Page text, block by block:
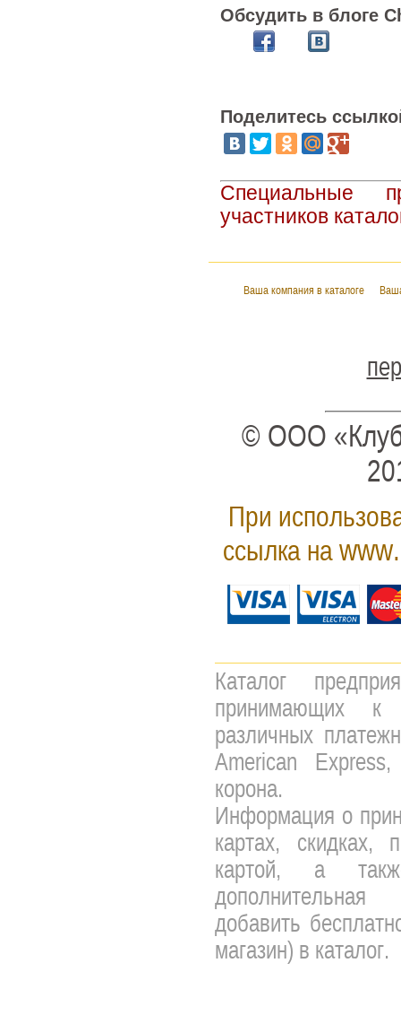
Обсудить в блоге
Поделитесь
Специальные
участников
Ваша компания в каталоге
© ООО
При
ссылка на
Каталог
принимающих к
различных
American
корона.
Информация о
картах, скидках,
картой, а
добавить
магазин) в каталог.